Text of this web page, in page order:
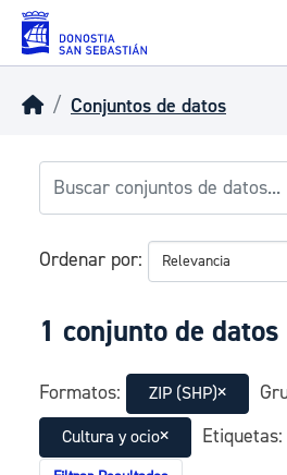
Skip to main content
Conjuntos de datos
Ordenar por
1 conjunto de
Formatos: ZIP (SHP)
Cultura y ocio Etiquetas: